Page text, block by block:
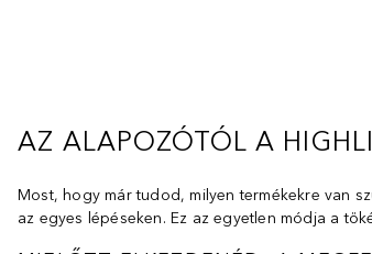
AZ ALAPOZÓTÓL A
Most, hogy már tudod, milyen termékekre van
az egyes lépéseken. Ez az egyetlen módja a